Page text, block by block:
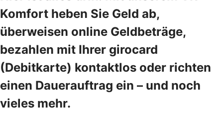
Komfort heben Sie Geld ab,
überweisen online Geldbeträge,
bezahlen mit Ihrer girocard
(Debitkarte) kontaktlos oder richten
einen Dauerauftrag ein – und noch
vieles mehr.